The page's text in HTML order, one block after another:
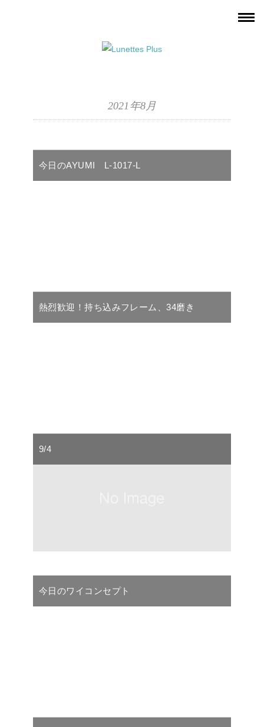
2021年8月
今日のAYUMI L-1017-L
熱烈歓迎！持ち込みフレーム、34磨き
9/4
今日のワイコンセプト